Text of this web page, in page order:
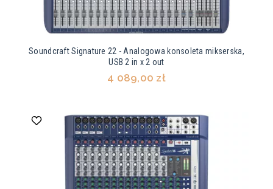
Soundcraft Signature 22 - Analogowa konsoleta mikserska,
USB 2 in x 2 out
4 089,00 zł